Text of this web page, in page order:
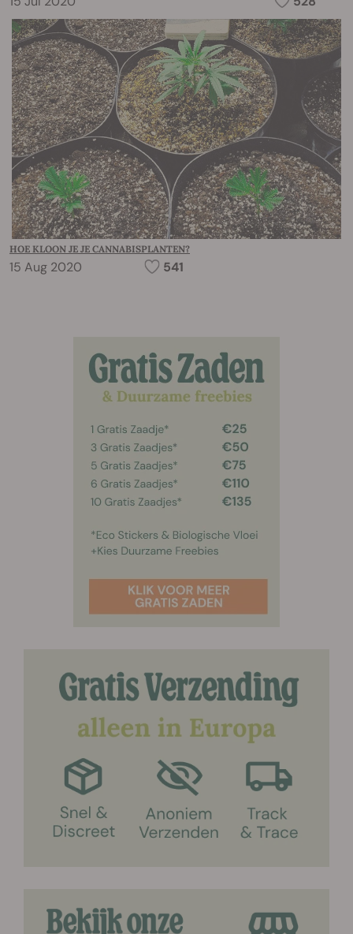
HOE KLOON JE JE CANNABISPLANTEN?
15 Aug 2020 541